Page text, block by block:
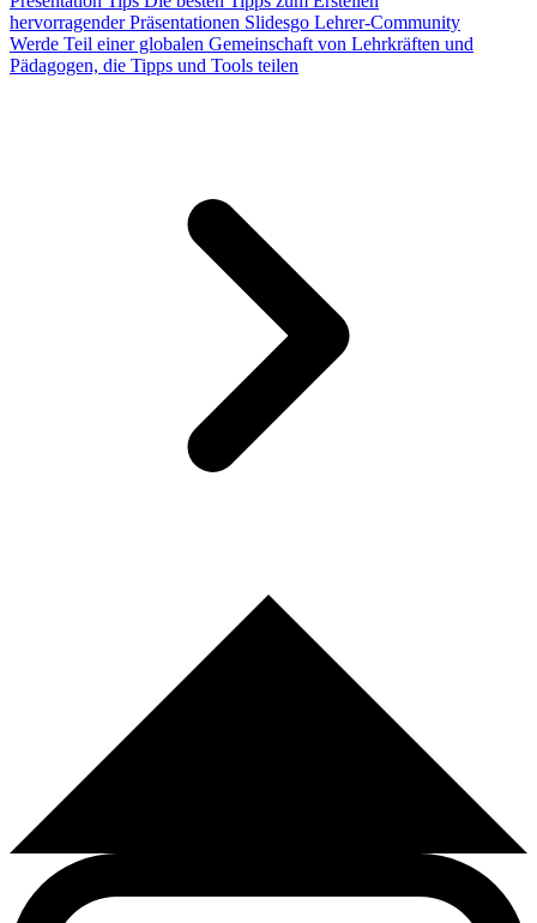
hervorragender Präsentationen Slidesgo Lehrer-Community
Werde Teil einer globalen Gemeinschaft von Lehrkräften und
Pädagogen, die Tipps und Tools teilen